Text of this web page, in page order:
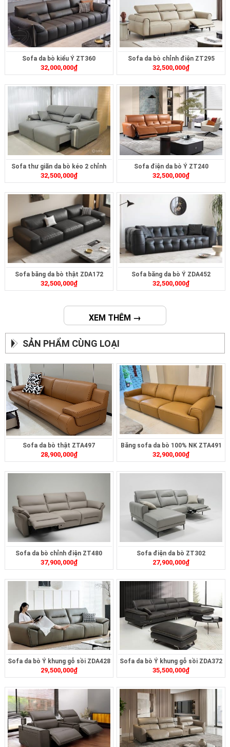
Sofa da bò kiểu Ý ZT360
32,000,000₫
Sofa da bò chỉnh điện ZT295
32,500,000₫
Sofa thư giãn da bò kéo 2 chỉnh
điện ZT2616A
32,500,000₫
Sofa điện da bò Ý ZT240
32,500,000₫
Sofa băng da bò thật ZDA172
32,500,000₫
Sofa băng da bò Ý ZDA452
32,500,000₫
XEM THÊM →
SẢN PHẨM CÙNG LOẠI
Sofa da bò thật ZTA497
28,900,000₫
Băng sofa da bò 100% NK ZTA491
32,900,000₫
Sofa da bò chỉnh điện ZT480
37,900,000₫
Sofa điện da bò ZT302
27,900,000₫
Sofa da bò Ý khung gỗ sồi ZDA428
29,500,000₫
Sofa da bò Ý khung gỗ sồi ZDA372
35,500,000₫